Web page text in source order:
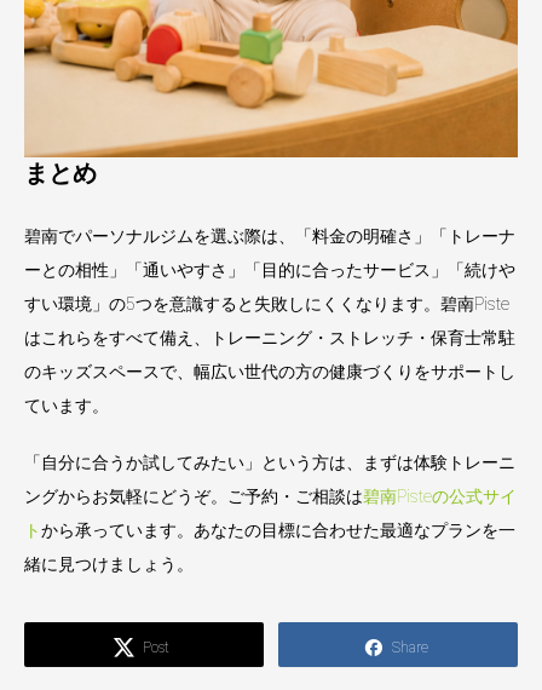
まとめ
碧南でパーソナルジムを選ぶ際は、「料金の明確さ」「トレーナ
ーとの相性」「通いやすさ」「目的に合ったサービス」「続けや
すい環境」の5つを意識すると失敗しにくくなります。碧南Piste
はこれらをすべて備え、トレーニング・ストレッチ・保育士常駐
のキッズスペースで、幅広い世代の方の健康づくりをサポートし
ています。
「自分に合うか試してみたい」という方は、まずは体験トレーニ
ングからお気軽にどうぞ。ご予約・ご相談は碧南Pisteの公式サイ
トから承っています。あなたの目標に合わせた最適なプランを一
緒に見つけましょう。
Post Share